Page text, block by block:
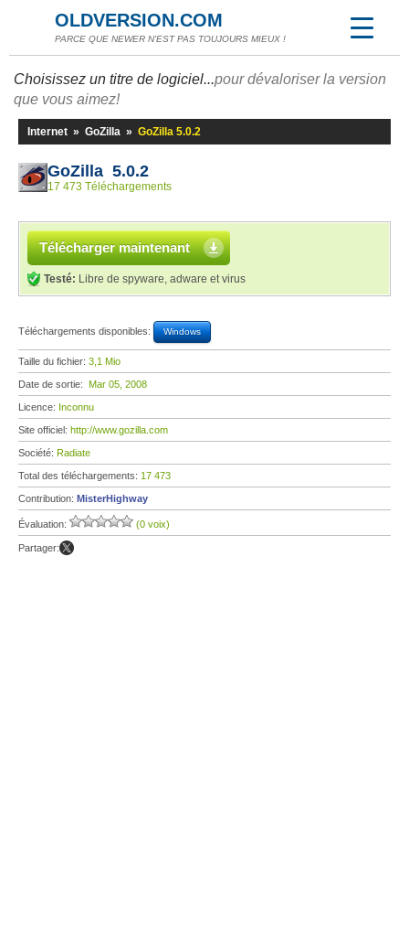
OLDVERSION.COM
PARCE QUE NEWER N'EST PAS TOUJOURS MIEUX !
Choisissez un titre de logiciel...pour dévaloriser la version
que vous aimez!
Internet » GoZilla » GoZilla 5.0.2
GoZilla 5.0.2
17 473 Téléchargements
Télécharger maintenant
Testé: Libre de spyware, adware et virus
Téléchargements disponibles: Windows
Taille du fichier: 3,1 Mio
Date de sortie: Mar 05, 2008
Licence: Inconnu
Site officiel: http://www.gozilla.com
Société: Radiate
Total des téléchargements: 17 473
Contribution: MisterHighway
Évaluation: (0 voix)
Partager: